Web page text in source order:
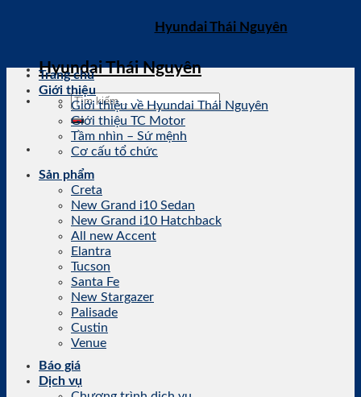
Hyundai Thái Nguyên
Hyundai Thái Nguyên
Trang chủ
Giới thiệu
Giới thiệu về Hyundai Thái Nguyên
Giới thiệu TC Motor
Tầm nhìn – Sứ mệnh
Cơ cấu tổ chức
Sản phẩm
Creta
New Grand i10 Sedan
New Grand i10 Hatchback
All new Accent
Elantra
Tucson
Santa Fe
New Stargazer
Palisade
Custin
Venue
Báo giá
Dịch vụ